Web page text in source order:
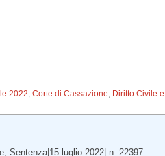
2022,Corte di Cassazione, Diritto Civile
Sentenza|15 luglio 2022| n. 22397.